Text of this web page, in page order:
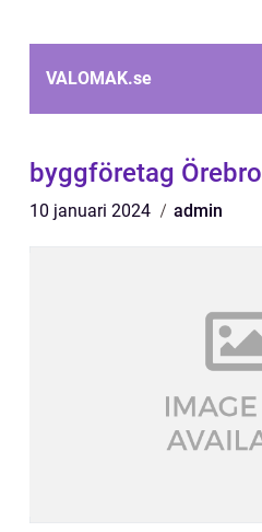
VALOMAK.se
byggföretag Örebro
10 januari 2024 admin